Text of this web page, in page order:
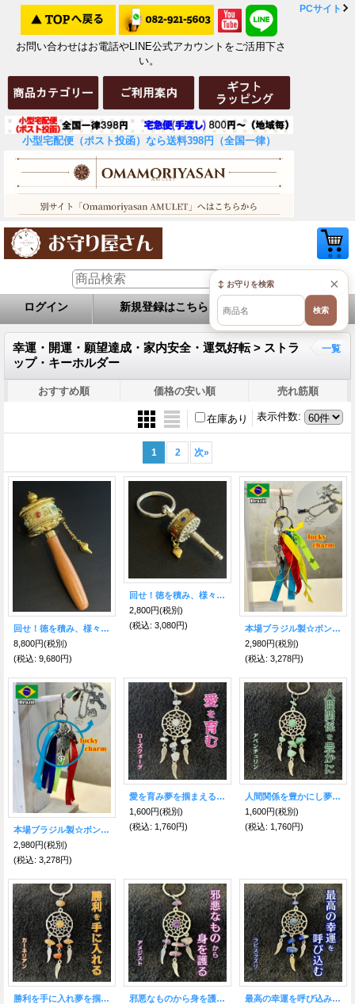
お問い合わせはお電話やLINE公式アカウントをご活用下さ
い。
小型宅配便（ポスト投函）なら送料398円（全国一律）
PCサイト
ログイン 新規登録はこちら お問い合せ
幸運・開運・願望達成・家内安全・運気好転 > ストラ
ップ・キーホルダー
一覧
おすすめ順 価格の安い順 売れ筋順
表示件数:
在庫あり
1 2 次»
回せ！徳を積み、様々な幸福を呼び寄せる◎チベット密教の法具・金色マニ車
8,800円(税別)
(税込: 9,680円)
回せ！徳を積み、様々な幸福を呼び寄せる◎チベット密教の法具マニ車KH
2,800円(税別)
(税込: 3,080円)
本場ブラジル製☆ボンフィンキーホルダーミックス09【サッカー関連お守り】
2,980円(税別)
(税込: 3,278円)
本場ブラジル製☆ボンフィンキーホルダーミックス08【サッカー関連お守り】
2,980円(税別)
(税込: 3,278円)
愛を育み夢を掴まえる★ドリームキャッチャー キーホルダー ローズクォーツ付
1,600円(税別)
(税込: 1,760円)
人間関係を豊かにし夢を掴まえる★ドリームキャッチャー キーホルダー アベンチュリン付
1,600円(税別)
(税込: 1,760円)
勝利を手に入れ夢を掴まえる★ドリームキャッチャー キーホルダー カーネリアン付
邪悪なものから身を護り夢を掴まえる★ドリームキャッチャー キーホルダー アメジスト付
最高の幸運を呼び込み夢を掴まえる★ドリームキャッチャー キーホルダー ラピスラズリ付
×
↕ お守りを検索
検索